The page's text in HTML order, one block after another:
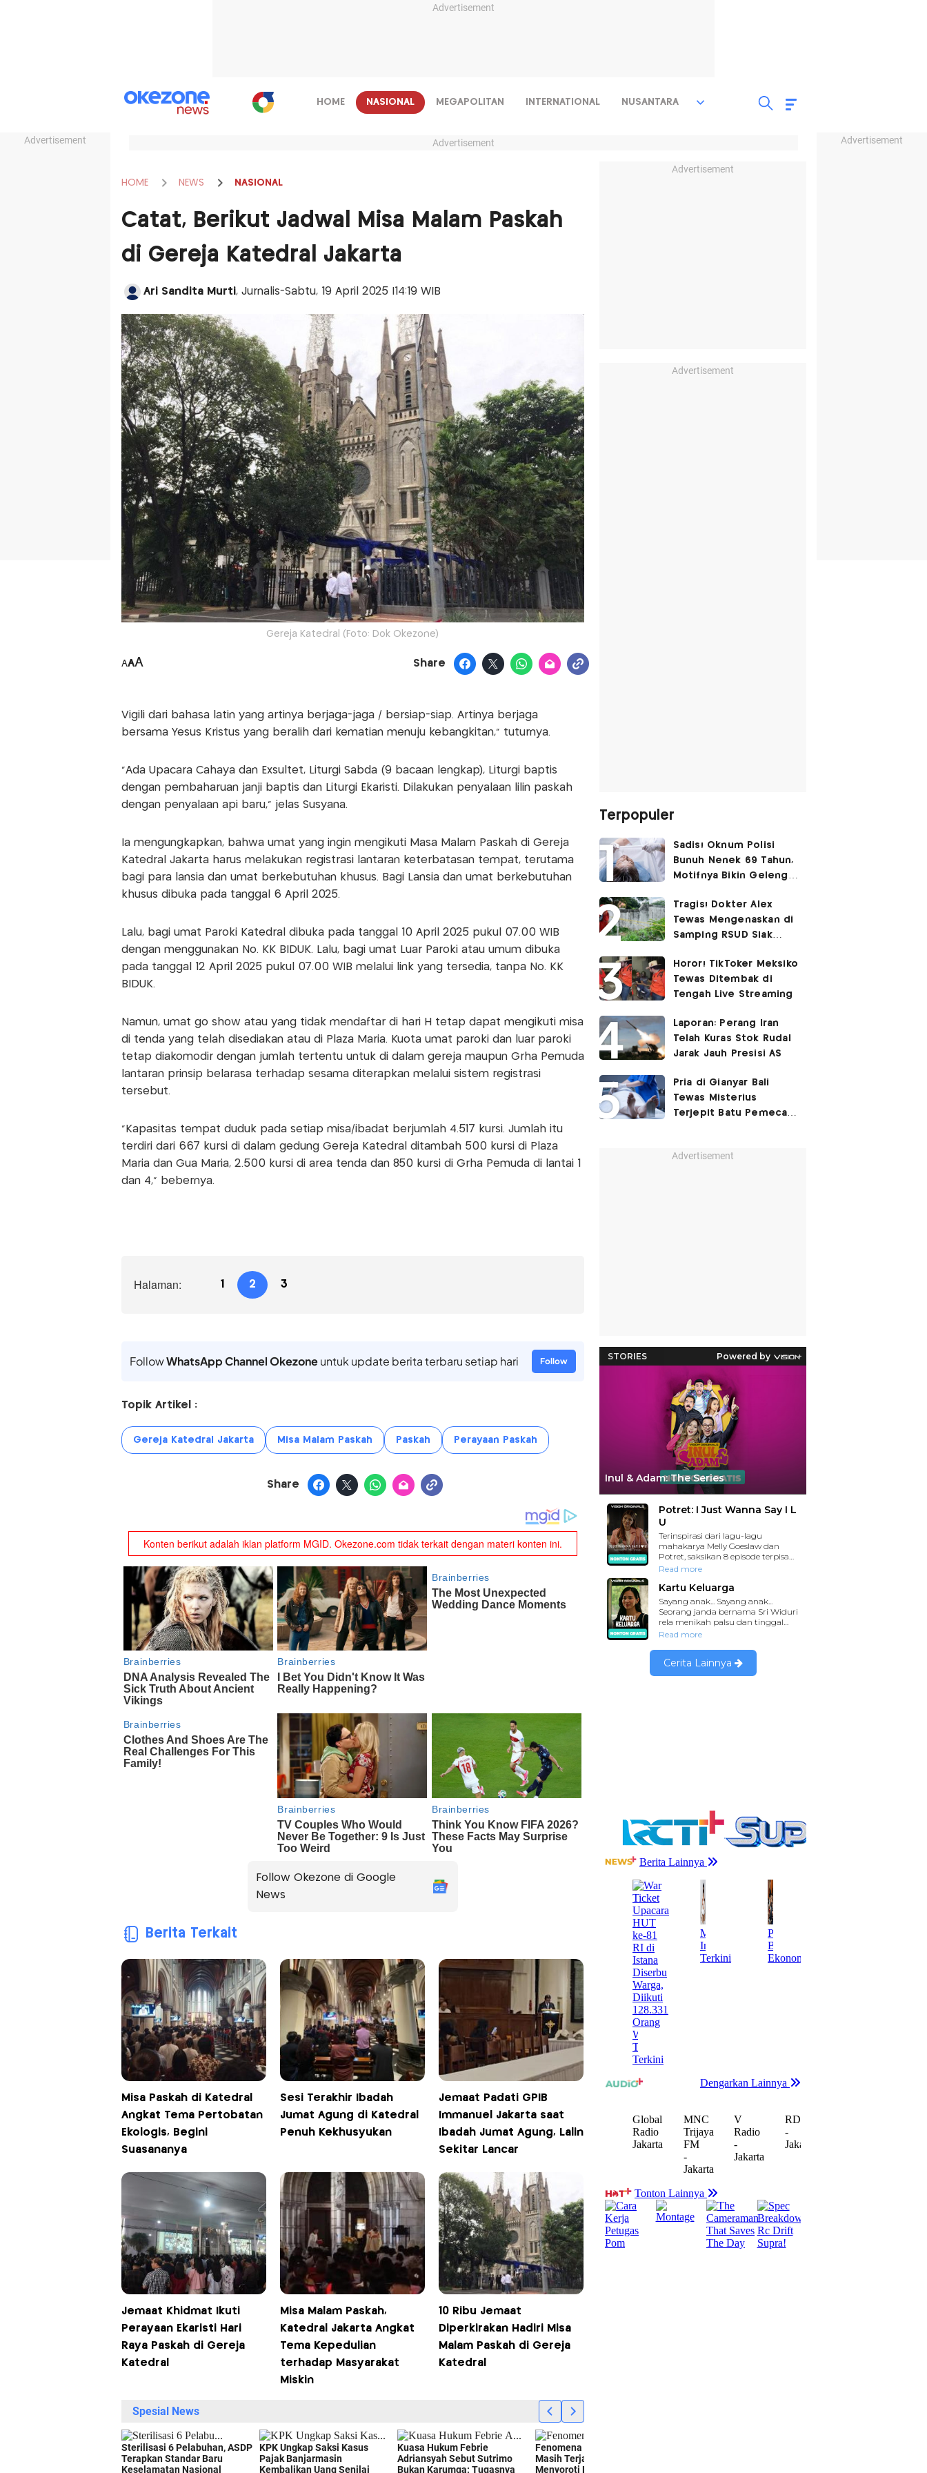
Advertisement
Advertisement Advertisement
HOME NASIONAL MEGAPOLITAN INTERNATIONAL NUSANTARA
Advertisement
HOME NEWS NASIONAL
Catat, Berikut Jadwal Misa Malam Paskah
di Gereja Katedral Jakarta
Ari Sandita Murti, Jurnalis-Sabtu, 19 April 2025 |14:19 WIB
Gereja Katedral (Foto: Dok Okezone)
AAA Share
Vigili dari bahasa latin yang artinya berjaga-jaga / bersiap-siap. Artinya berjaga
bersama Yesus Kristus yang beralih dari kematian menuju kebangkitan," tuturnya.
"Ada Upacara Cahaya dan Exsultet, Liturgi Sabda (9 bacaan lengkap), Liturgi baptis
dengan pembaharuan janji baptis dan Liturgi Ekaristi. Dilakukan penyalaan lilin paskah
dengan penyalaan api baru," jelas Susyana.
Ia mengungkapkan, bahwa umat yang ingin mengikuti Masa Malam Paskah di Gereja
Katedral Jakarta harus melakukan registrasi lantaran keterbatasan tempat, terutama
bagi para lansia dan umat berkebutuhan khusus. Bagi Lansia dan umat berkebutuhan
khusus dibuka pada tanggal 6 April 2025.
Lalu, bagi umat Paroki Katedral dibuka pada tanggal 10 April 2025 pukul 07.00 WIB
dengan menggunakan No. KK BIDUK. Lalu, bagi umat Luar Paroki atau umum dibuka
pada tanggal 12 April 2025 pukul 07.00 WIB melalui link yang tersedia, tanpa No. KK
BIDUK.
Namun, umat go show atau yang tidak mendaftar di hari H tetap dapat mengikuti misa
di tenda yang telah disediakan atau di Plaza Maria. Kuota umat paroki dan luar paroki
tetap diakomodir dengan jumlah tertentu untuk di dalam gereja maupun Grha Pemuda
lantaran prinsip belarasa terhadap sesama diterapkan melalui sistem registrasi
tersebut.
"Kapasitas tempat duduk pada setiap misa/ibadat berjumlah 4.517 kursi. Jumlah itu
terdiri dari 667 kursi di dalam gedung Gereja Katedral ditambah 500 kursi di Plaza
Maria dan Gua Maria, 2.500 kursi di area tenda dan 850 kursi di Grha Pemuda di lantai 1
dan 4," bebernya.
Halaman: 1 2 3
FollowWhatsApp Channel Okezoneuntuk update berita terbaru setiap hari Follow
Topik Artikel :
Gereja Katedral Jakarta Misa Malam Paskah Paskah Perayaan Paskah
Share
Follow Okezone di Google
News
Berita Terkait
Misa Paskah di Katedral
Angkat Tema Pertobatan
Ekologis, Begini
Suasananya
Sesi Terakhir Ibadah
Jumat Agung di Katedral
Penuh Kekhusyukan
Jemaat Padati GPIB
Immanuel Jakarta saat
Ibadah Jumat Agung, Lalin
Sekitar Lancar
Jemaat Khidmat Ikuti
Perayaan Ekaristi Hari
Raya Paskah di Gereja
Katedral
Misa Malam Paskah,
Katedral Jakarta Angkat
Tema Kepedulian
terhadap Masyarakat
Miskin
10 Ribu Jemaat
Diperkirakan Hadiri Misa
Malam Paskah di Gereja
Katedral
Advertisement
Advertisement
Terpopuler
Sadis! Oknum Polisi
Bunuh Nenek 69 Tahun,
Motifnya Bikin Geleng
Tragis! Dokter Alex
Tewas Mengenaskan di
Samping RSUD Siak
Rocuronium
Horor! TikToker Meksiko
Tewas Ditembak di
Tengah Live Streaming
Laporan: Perang Iran
Telah Kuras Stok Rudal
Jarak Jauh Presisi AS
Pria di Gianyar Bali
Tewas Misterius
Terjepit Batu Pemecah
Advertisement